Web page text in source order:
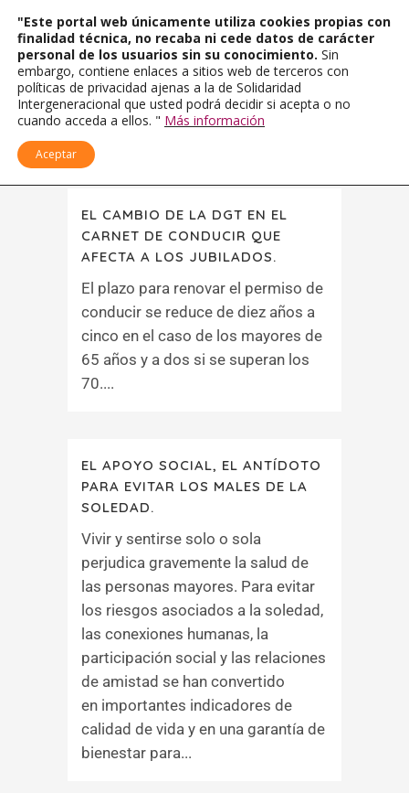
EL CAMBIO DE LA DGT EN EL
CARNET DE CONDUCIR QUE
AFECTA A LOS JUBILADOS.
El plazo para renovar el permiso de
conducir se reduce de diez años a
cinco en el caso de los mayores de
65 años y a dos si se superan los
70....
EL APOYO SOCIAL, EL ANTÍDOTO
PARA EVITAR LOS MALES DE LA
SOLEDAD.
Vivir y sentirse solo o sola
perjudica gravemente la salud de
las personas mayores. Para evitar
los riesgos asociados a la soledad,
las conexiones humanas, la
participación social y las relaciones
de amistad se han convertido
en importantes indicadores de
calidad de vida y en una garantía de
bienestar para...
"Este portal web únicamente utiliza cookies propias con
finalidad técnica, no recaba ni cede datos de carácter
personal de los usuarios sin su conocimiento. Sin
embargo, contiene enlaces a sitios web de terceros con
políticas de privacidad ajenas a la de Solidaridad
Intergeneracional que usted podrá decidir si acepta o no
cuando acceda a ellos. " Más información
Aceptar